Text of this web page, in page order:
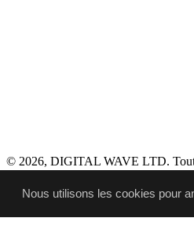
Nous utilisons les cookies pour
© 2026, DIGITAL WAVE LTD.
Support technique , Pour demandes